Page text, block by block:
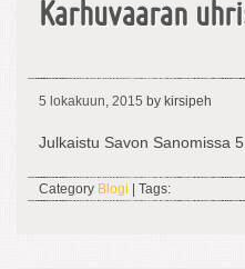
Karhuvaaran
5 lokakuun, 2015 by kirsipeh
Julkaistu Savon Sanomissa
Category Blogi | Tags: